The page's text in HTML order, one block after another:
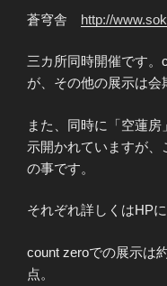
蒼穹舎 http://
三カ所同時開催です。
が、その他の展示は会
また、同時に「空蓮房」
示開かれていますが、
の事です。
それぞれ詳しくはHPに
count zeroでの展示は
点。